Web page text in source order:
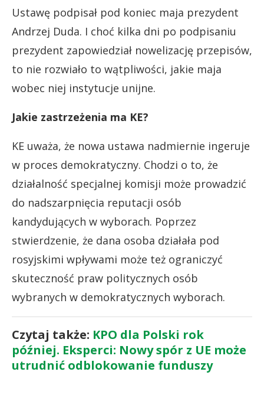
Ustawę podpisał pod koniec maja prezydent
Andrzej Duda. I choć kilka dni po podpisaniu
prezydent zapowiedział nowelizację przepisów,
to nie rozwiało to wątpliwości, jakie maja
wobec niej instytucje unijne.
Jakie zastrzeżenia ma KE?
KE uważa, że nowa ustawa nadmiernie ingeruje
w proces demokratyczny. Chodzi o to, że
działalność specjalnej komisji może prowadzić
do nadszarpnięcia reputacji osób
kandydujących w wyborach. Poprzez
stwierdzenie, że dana osoba działała pod
rosyjskimi wpływami może też ograniczyć
skuteczność praw politycznych osób
wybranych w demokratycznych wyborach.
Czytaj także: KPO dla Polski rok
później. Eksperci: Nowy spór z UE może
utrudnić odblokowanie funduszy